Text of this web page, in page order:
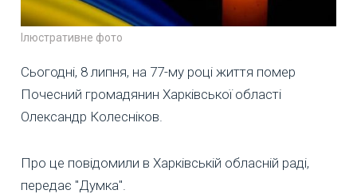
Ілюстративне фото
Сьогодні, 8 липня, на 77-му році життя помер
Почесний громадянин Харківської області
Олександр Колесніков.
Про це повідомили в Харківській обласній раді,
передає "Думка".